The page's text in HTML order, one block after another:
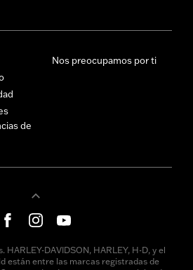
de
Nos preocupamos por ti
DAVIDSON, HARLEY, H-D, y el
están entre las marcas registradas de